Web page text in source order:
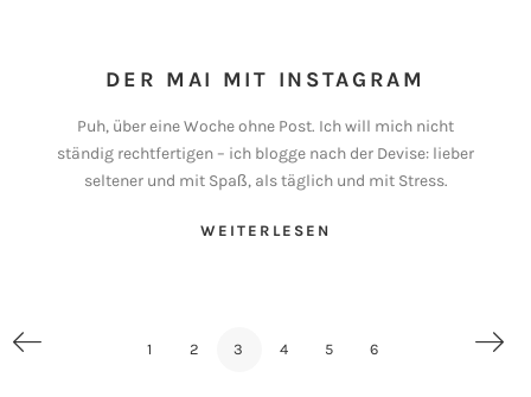
DER MAI MIT INSTAGRAM
Puh, über eine Woche ohne Post. Ich will mich nicht
ständig rechtfertigen – ich blogge nach der Devise: lieber
seltener und mit Spaß, als täglich und mit Stress.
WEITERLESEN
1 2 3 4 5 6